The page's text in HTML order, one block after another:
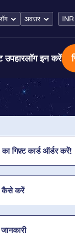
अवसर INR
उपहारलॉग इन करें
गिफ़्ट कार्ड ऑर्डर करें!
कैसे करें
जानकारी